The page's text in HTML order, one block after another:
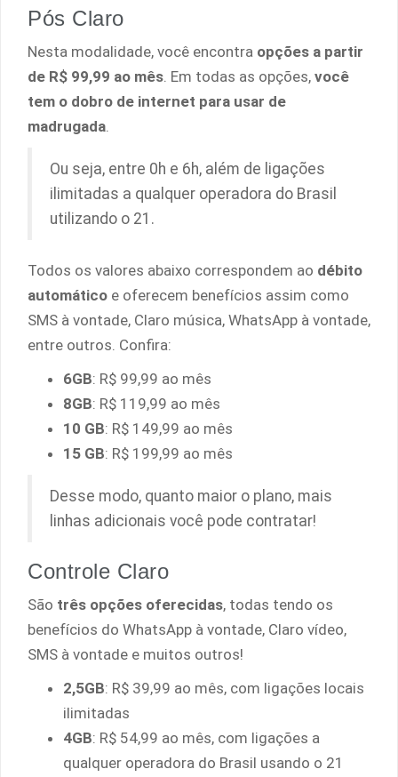
Pós Claro
Nesta modalidade, você encontra opções a partir
de R$ 99,99 ao mês. Em todas as opções, você
tem o dobro de internet para usar de
madrugada.
Ou seja, entre 0h e 6h, além de ligações
ilimitadas a qualquer operadora do Brasil
utilizando o 21.
Todos os valores abaixo correspondem ao débito
automático e oferecem benefícios assim como
SMS à vontade, Claro música, WhatsApp à vontade,
entre outros. Confira:
6GB: R$ 99,99 ao mês
8GB: R$ 119,99 ao mês
10 GB: R$ 149,99 ao mês
15 GB: R$ 199,99 ao mês
Desse modo, quanto maior o plano, mais
linhas adicionais você pode contratar!
Controle Claro
São três opções oferecidas, todas tendo os
benefícios do WhatsApp à vontade, Claro vídeo,
SMS à vontade e muitos outros!
2,5GB: R$ 39,99 ao mês, com ligações locais
ilimitadas
4GB: R$ 54,99 ao mês, com ligações a
qualquer operadora do Brasil usando o 21